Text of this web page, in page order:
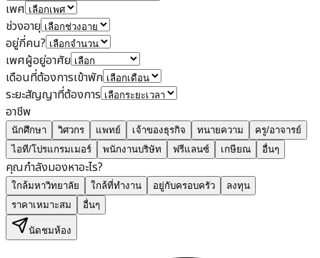
เพศ
ช่วงอายุ
อยู่กี่คน?
เพศผู้อยู่อาศัย
เดือนที่ต้องการเข้าพัก
ระยะสัญญาที่ต้องการ
อาชีพ
นักศึกษา วิศวกร แพทย์ เจ้าของธุรกิจ ทนายความ
ครู/อาจารย์
ไอที/โปรแกรมเมอร์
พนักงานบริษัท ฟรีแลนซ์ เกษียณ อื่นๆ
คุณกำลังมองหาอะไร?
ใกล้มหาวิทยาลัย ใกล้ที่ทำงาน อยู่กับครอบครัว
ลงทุน
ราคาเหมาะสม
อื่นๆ
นัดชมห้อง